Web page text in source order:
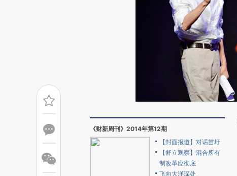
《财新周刊》2014年第12期
【封面报道】对话苗圩
【舒立观察】混合所有
制改革应彻底
飞向大洋深处